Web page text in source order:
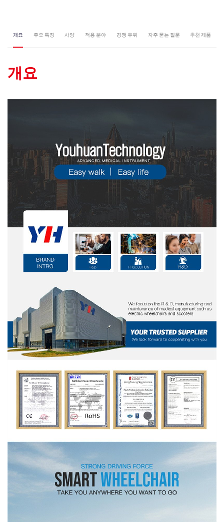
개요 주요 특징 사양 적용 분야 경쟁 우위 자주 묻는 질문 추천 제품
개요